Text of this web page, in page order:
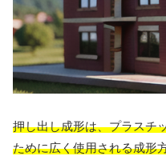
押し出し成形は、プラスチ
ために広く使用される成形